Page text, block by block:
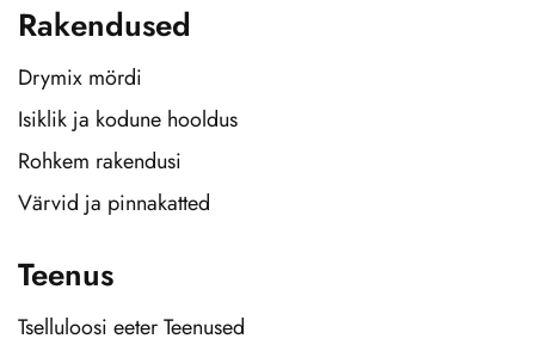
Rakendused
Drymix mördi
Isiklik ja kodune hooldus
Rohkem rakendusi
Värvid ja pinnakatted
Teenus
Tselluloosi eeter Teenused